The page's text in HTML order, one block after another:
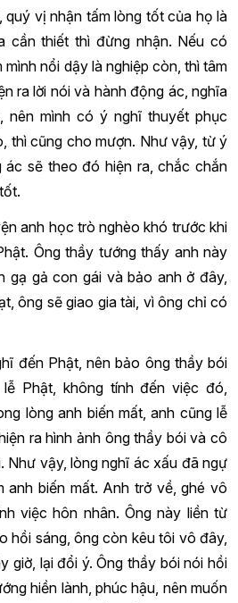
quý vị nhận tấm lòng tốt của họ là
cần thiết thì đừng nhận. Nếu có
nổi dậy là nghiệp còn, thì tâm
ra lời nói và hành động ác, nghĩa
nên mình có ý nghĩ thuyết phục
thì cũng cho mượn. Như vậy, từ ý
ác sẽ theo đó hiện ra, chắc chắn
anh học trò nghèo khó trước khi
Ông thầy tướng thấy anh này
gạ gả con gái và bảo anh ở đây,
ông sẽ giao gia tài, vì ông chỉ có
đến Phật, nên bảo ông thầy bói
Phật, không tính đến việc đó,
lòng anh biến mất, anh cũng lễ
ra hình ảnh ông thầy bói và cô
Như vậy, lòng nghĩ ác xấu đã ngự
anh biến mất. Anh trở về, ghé vô
việc hôn nhân. Ông này liền từ
hồi sáng, ông còn kêu tôi vô đây,
giờ, lại đổi ý. Ông thầy bói nói hồi
hiền lành, phúc hậu, nên muốn